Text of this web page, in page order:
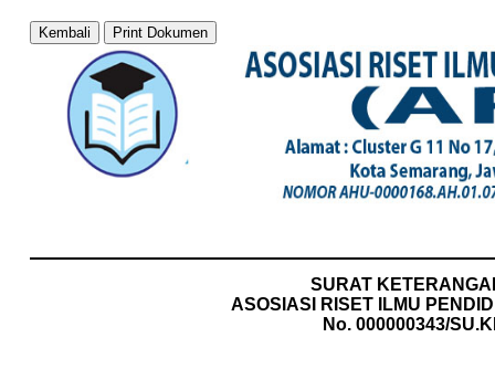
Kembali Print Dokumen
SURAT
ASOSIASI RISET ILMU
No. 000000343/